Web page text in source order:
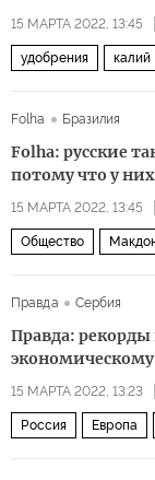
15 МАРТА 2022, 13:45
удобрения калий
Folha Бразилия
Folha: русские
потому что у
15 МАРТА 2022, 13:45
Общество
Правда Сербия
Правда: рекорды
15 МАРТА 2022, 13:23
Россия Европа